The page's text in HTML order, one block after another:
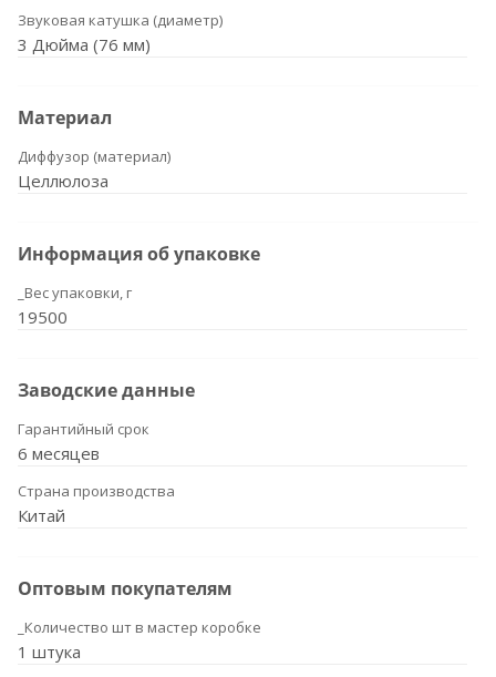
Звуковая катушка (диаметр)
3 Дюйма (76 мм)
Материал
Диффузор (материал)
Целлюлоза
Информация об упаковке
_Вес упаковки, г
19500
Заводские данные
Гарантийный срок
6 месяцев
Страна производства
Китай
Оптовым покупателям
_Количество шт в мастер коробке
1 штука